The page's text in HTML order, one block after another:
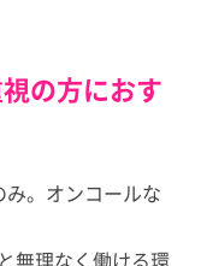
の方におす
。オンコールな
無理なく働ける環